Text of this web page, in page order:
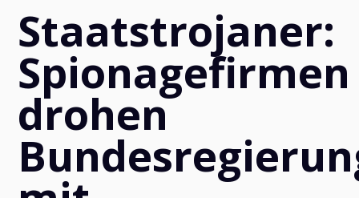
Staatstrojaner:
Spionagefirmen
drohen